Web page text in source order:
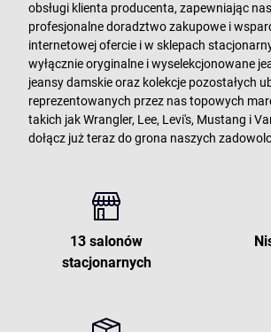
obsługi klienta producenta, zapewniając
profesjonalne doradztwo zakupowe i
internetowej ofercie i w sklepach
wyłącznie oryginalne i wyselekcjonowane
jeansy damskie oraz kolekcje pozostałych
reprezentowanych przez nas topowych
takich jak Wrangler, Lee, Levi's, Mustang i
dołącz już teraz do grona naszych
13 salonów
stacjonarnych